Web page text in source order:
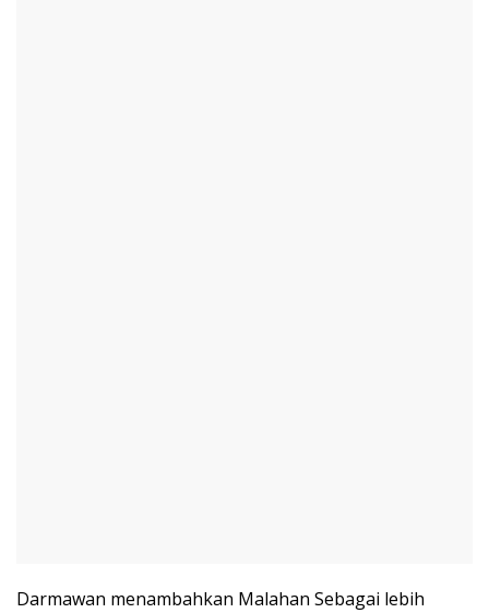
Darmawan menambahkan Malahan Sebagai lebih